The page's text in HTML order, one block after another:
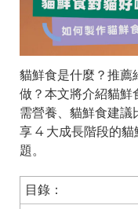
貓鮮食是什麼？推薦
做？本文將介紹貓鮮
需營養、貓鮮食建議
享 4 大成長階段的
題。
目錄：